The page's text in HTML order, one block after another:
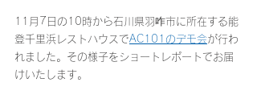
11月7日の10時から石川県羽咋市に所在する能
登千里浜レストハウスでAC101のデモ会が行わ
れました。その様子をショートレポートでお届
けいたします。